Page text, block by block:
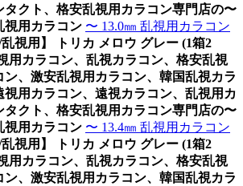
タクト、格安乱視用カラコン専門店の〜
視用カラコン 〜 13.0㎜ 乱視用カラコン
/乱視用】 トリカ メロウ グレー (1箱2
用カラコン、乱視カラコン、格安乱視
ン、激安乱視用カラコン、韓国乱視カラ
視用カラコン、遠視カラコン、乱視用カ
タクト、格安乱視用カラコン専門店の〜
視用カラコン 〜 13.4㎜ 乱視用カラコン
/乱視用】 トリカ メロウ グレー (1箱2
用カラコン、乱視カラコン、格安乱視
ン、激安乱視用カラコン、韓国乱視カラ